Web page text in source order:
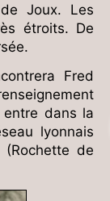
Joux. Les
étroits. De
Fred
dans la
lyonnais
de